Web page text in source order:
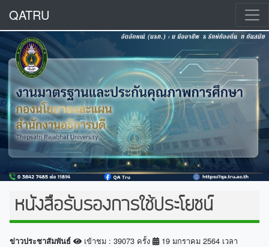
QATRU
หนังสือรับรองการใช้ประโยชน์
ข่าวประชาสัมพันธ์ เข้าชม : 39073 ครั้ง
19 มกราคม 2564 เวลา